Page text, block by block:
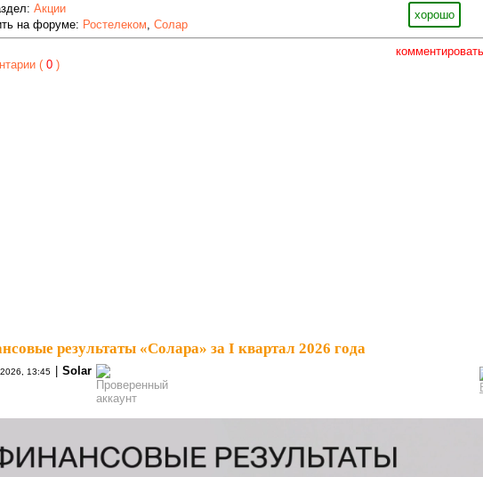
хорошо
Акции
на форуме: Ростелеком Солар
комментировать
( 0 )
результаты «Солара» за I квартал 2026 года
13:45 Solar